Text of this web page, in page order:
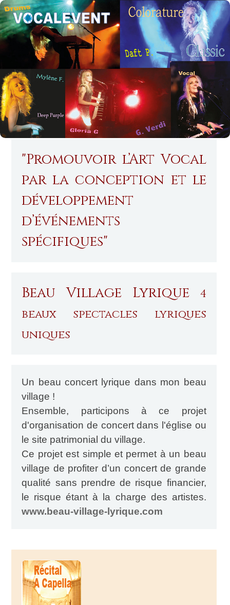
"Promouvoir l’Art Vocal
par la conception et le
développement
d’événements
spécifiques"
Beau Village Lyrique
4
beaux spectacles lyriques
uniques
Un beau concert lyrique dans mon beau
village !
Ensemble, participons à ce projet
d'organisation de concert dans l'église ou
le site patrimonial du village.
Ce projet est simple et permet à un beau
village de profiter d’un concert de grande
qualité sans prendre de risque financier,
le risque étant à la charge des artistes.
www.beau-village-lyrique.com